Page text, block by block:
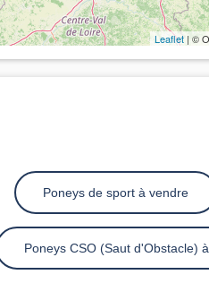
Leaflet | ©
Poneys de sport à vendre
Poneys CSO (Saut d'Obstacle)